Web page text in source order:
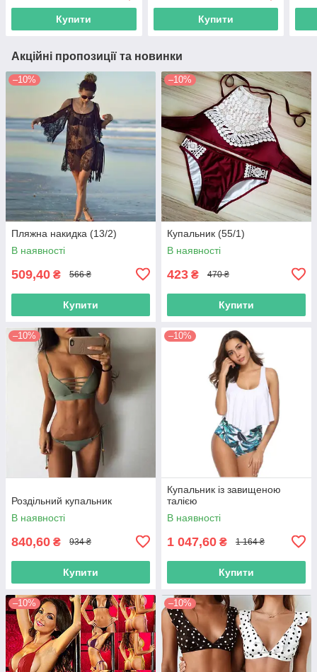
Купити Купити
Акційні пропозиції та новинки
–10%
Пляжна накидка (13/2)
В наявності
509,40 ₴ 566 ₴
Купити
–10%
Купальник (55/1)
В наявності
423 ₴ 470 ₴
Купити
–10%
Роздільний купальник
В наявності
840,60 ₴ 934 ₴
Купити
–10%
Купальник із завищеною
талією
В наявності
1 047,60 ₴ 1 164 ₴
Купити
–10% –10%